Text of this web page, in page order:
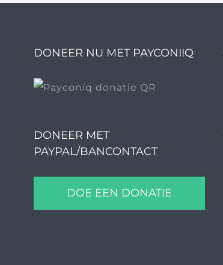
DONEER NU MET PAYCONIIQ
DONEER MET
PAYPAL/BANCONTACT
DOE EEN DONATIE